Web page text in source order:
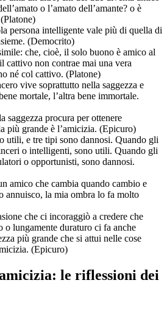
o l’amato dell’amante? o è
persona intelligente vale più di quella di
(Democrito)
che, cioè, il solo buono è amico al
cattivo non contrae mai una vera
né col cattivo. (Platone)
vive soprattutto nella saggezza e
mortale, l’altra bene immortale.
saggezza procura per ottenere
più grande è l’amicizia. (Epicuro)
utili, e tre tipi sono dannosi. Quando gli
o intelligenti, sono utili. Quando gli
o opportunisti, sono dannosi.
amico che cambia quando cambio e
annuisco, la mia ombra lo fa molto
che ci incoraggiò a credere che
o lungamente duraturo ci fa anche
più grande che si attui nelle cose
(Epicuro)
le riflessioni dei